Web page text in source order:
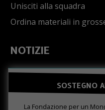
Unisciti alla squadra
Ordina materiali in
NOTIZIE
SOSTEGNO
La Fondazione per un